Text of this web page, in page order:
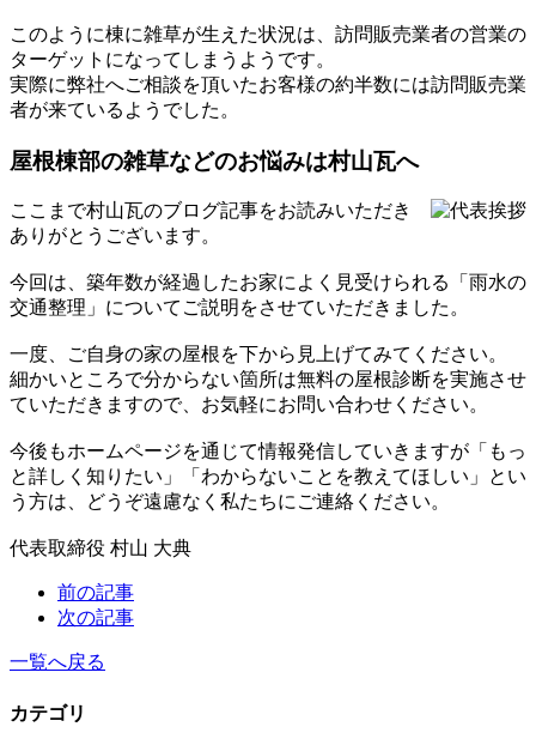
このように棟に雑草が生えた状況は、訪問販売業者の営業の
ターゲットになってしまうようです。
実際に弊社へご相談を頂いたお客様の約半数には訪問販売業
者が来ているようでした。
屋根棟部の雑草などのお悩みは村山瓦へ
ここまで村山瓦のブログ記事をお読みいただき
ありがとうございます。
今回は、築年数が経過したお家によく見受けられる「雨水の
交通整理」についてご説明をさせていただきました。
一度、ご自身の家の屋根を下から見上げてみてください。
細かいところで分からない箇所は無料の屋根診断を実施させ
ていただきますので、お気軽にお問い合わせください。
今後もホームページを通じて情報発信していきますが「もっ
と詳しく知りたい」「わからないことを教えてほしい」とい
う方は、どうぞ遠慮なく私たちにご連絡ください。
代表取締役 村山 大典
前の記事
次の記事
一覧へ戻る
カテゴリ